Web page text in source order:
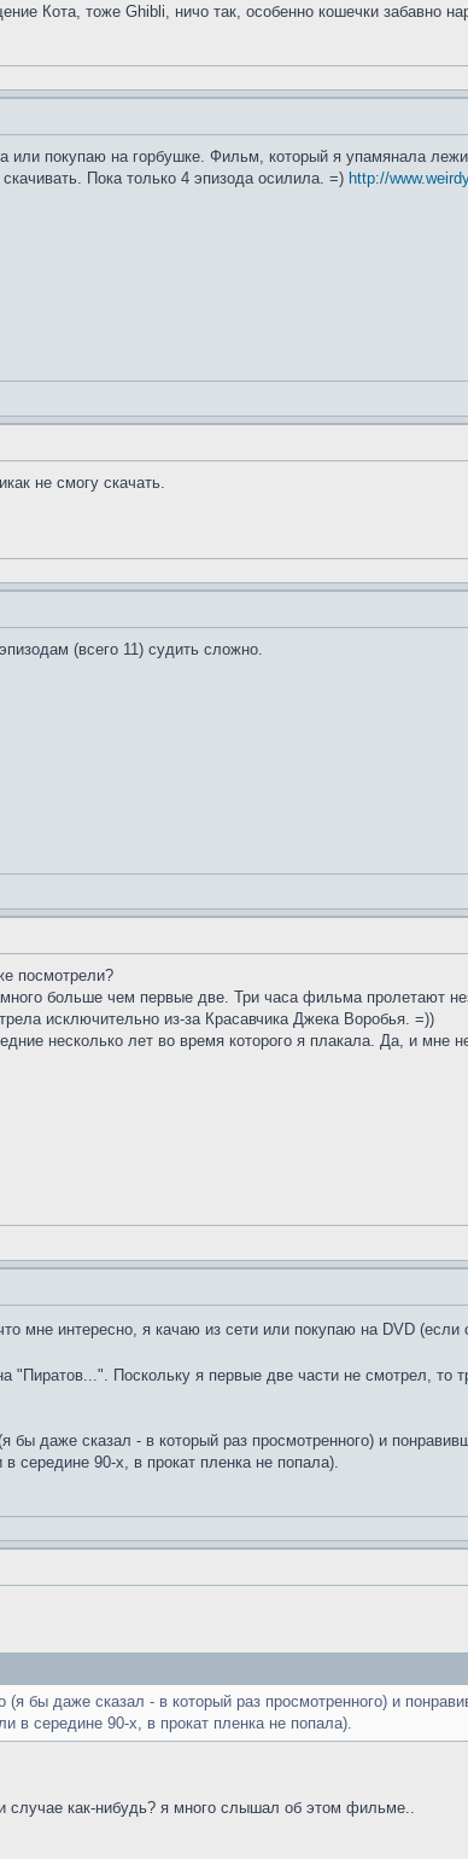
Кота, тоже Ghibli, ничо так, особенно кошечки забавно
или покупаю на горбушке. Фильм, который я упамянала
Пока только 4 эпизода осилила. =) http://
не смогу скачать.
(всего 11) судить сложно.
посмотрели?
больше чем первые две. Три часа фильма пролетают
исключительно из-за Красавчика Джека Воробья. =))
несколько лет во время которого я плакала. Да, и мне
мне интересно, я качаю из сети или покупаю на DVD (если
"Пиратов...". Поскольку я первые две части не смотрел, то
бы даже сказал - в который раз просмотренного) и
середине 90-х, в прокат пленка не попала).
(я бы даже сказал - в который раз просмотренного) и
в середине 90-х, в прокат пленка не попала).
случае как-нибудь? я много слышал об этом фильме..